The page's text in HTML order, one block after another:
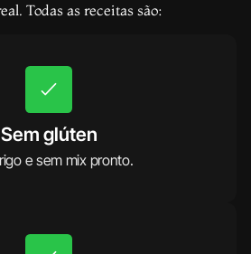
Todas as receitas são:
Sem glúten
e sem mix pronto.